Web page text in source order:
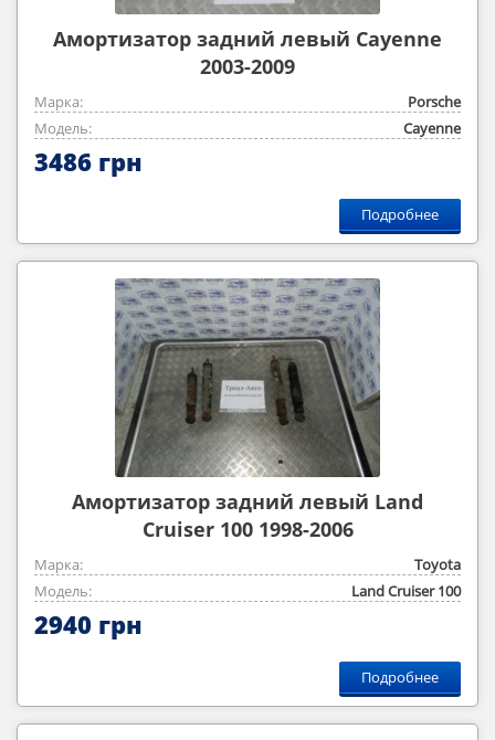
Амортизатор задний левый Cayenne
2003-2009
Марка:
Porsche
Модель:
Cayenne
3486 грн
Подробнее
Амортизатор задний левый Land
Cruiser 100 1998-2006
Марка:
Toyota
Модель:
Land Cruiser 100
2940 грн
Подробнее